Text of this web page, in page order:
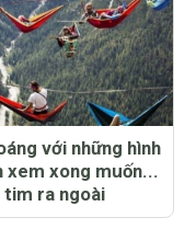
với những hình
xem xong muốn...
ra ngoài